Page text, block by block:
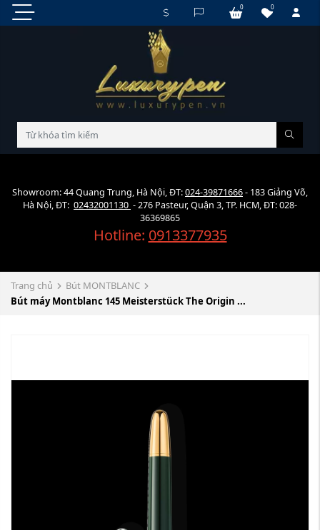
0
0
Showroom: 44 Quang Trung, Hà Nội, ĐT:024-39871666- 183 Giảng Võ,
Hà Nội, ĐT: 02432001130 - 276 Pasteur, Quận 3, TP. HCM, ĐT: 028-
36369865
Hotline: 0913377935
Trang chủ
Bút MONTBLANC
Bút máy Montblanc 145 Meisterstück The Origin ...